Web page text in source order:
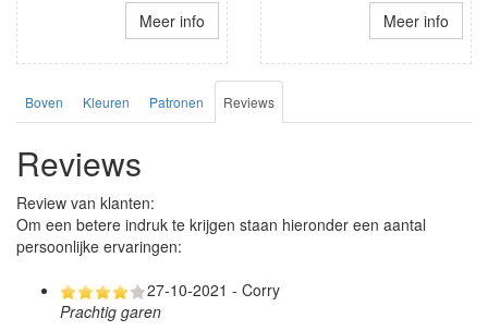
Meer info Meer info
Boven Kleuren Patronen Reviews
Reviews
Review van klanten:
Om een betere indruk te krijgen staan hieronder een aantal
persoonlijke ervaringen:
27-10-2021 - Corry
Prachtig garen